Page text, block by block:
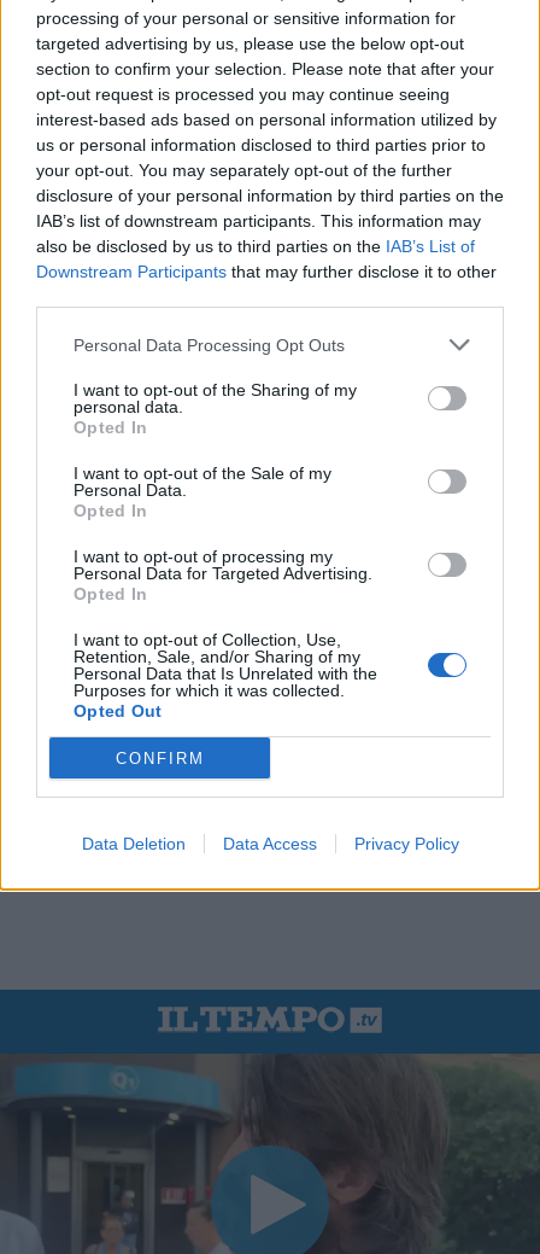
processing of your personal or sensitive information for
targeted advertising by us, please use the below opt-out
section to confirm your selection. Please note that after your
opt-out request is processed you may continue seeing
interest-based ads based on personal information utilized by
us or personal information disclosed to third parties prior to
your opt-out. You may separately opt-out of the further
disclosure of your personal information by third parties on the
IAB’s list of downstream participants. This information may
also be disclosed by us to third parties on the IAB’s List of
Downstream Participants that may further disclose it to other
Personal Data Processing Opt Outs
I want to opt-out of the Sharing of my
personal data.
Opted In
I want to opt-out of the Sale of my
Personal Data.
Opted In
I want to opt-out of processing my
Personal Data for Targeted Advertising.
Opted In
I want to opt-out of Collection, Use,
Retention, Sale, and/or Sharing of my
Personal Data that Is Unrelated with the
Purposes for which it was collected.
Opted Out
CONFIRM
Data Deletion Data Access Privacy Policy